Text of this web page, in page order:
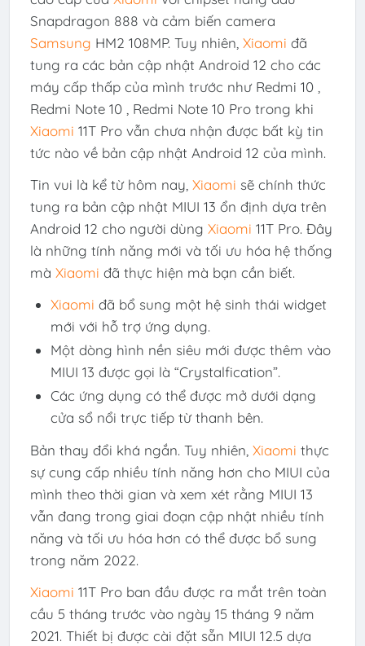
Snapdragon 888 và cảm biến camera
Samsung HM2 108MP. Tuy nhiên, Xiaomi đã
tung ra các bản cập nhật Android 12 cho các
máy cấp thấp của mình trước như Redmi 10 ,
Redmi Note 10 , Redmi Note 10 Pro trong khi
Xiaomi 11T Pro vẫn chưa nhận được bất kỳ tin
tức nào về bản cập nhật Android 12 của mình.
Tin vui là kể từ hôm nay, Xiaomi sẽ chính thức
tung ra bản cập nhật MIUI 13 ổn định dựa trên
Android 12 cho người dùng Xiaomi 11T Pro. Đây
là những tính năng mới và tối ưu hóa hệ thống
mà Xiaomi đã thực hiện mà bạn cần biết.
Xiaomi đã bổ sung một hệ sinh thái widget
mới với hỗ trợ ứng dụng.
Một dòng hình nền siêu mới được thêm vào
MIUI 13 được gọi là “Crystalfication”.
Các ứng dụng có thể được mở dưới dạng
cửa sổ nổi trực tiếp từ thanh bên.
Bản thay đổi khá ngắn. Tuy nhiên, Xiaomi thực
sự cung cấp nhiều tính năng hơn cho MIUI của
mình theo thời gian và xem xét rằng MIUI 13
vẫn đang trong giai đoạn cập nhật nhiều tính
năng và tối ưu hóa hơn có thể được bổ sung
trong năm 2022.
Xiaomi 11T Pro ban đầu được ra mắt trên toàn
cầu 5 tháng trước vào ngày 15 tháng 9 năm
2021. Thiết bị được cài đặt sẵn MIUI 12.5 dựa